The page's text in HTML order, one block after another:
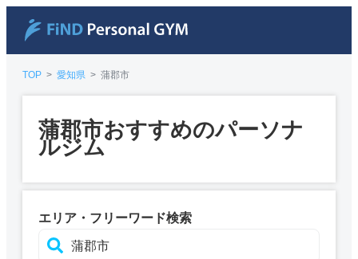
TOP > 愛知県 > 蒲郡市
蒲郡市おすすめのパーソナ
ルジム
エリア・フリーワード検索